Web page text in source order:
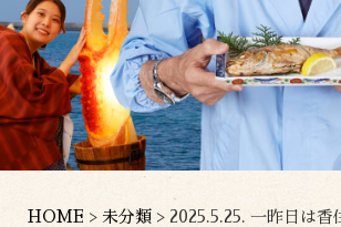
HOME > 未分類 > 2025.5.25. 一昨日は香住旅館組合